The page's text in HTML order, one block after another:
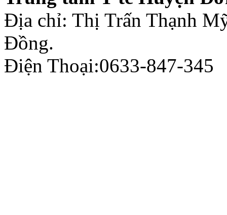
Địa chỉ: Thị Trấn Thạnh
Đồng.
Điện Thoại:0633-847-345